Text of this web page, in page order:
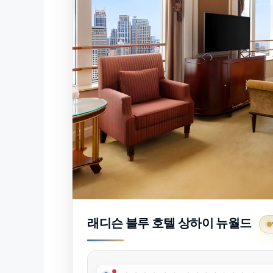
래디슨 블루 호텔 상하이 뉴월드